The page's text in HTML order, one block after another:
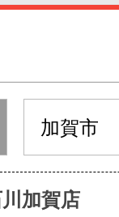
加賀店